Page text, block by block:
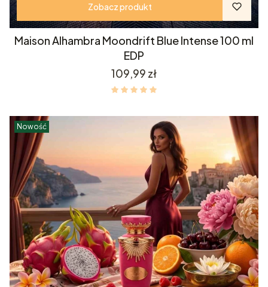
Zobacz produkt
Maison Alhambra Moondrift Blue Intense 100 ml
EDP
Cena
109,99 zł
Nowość